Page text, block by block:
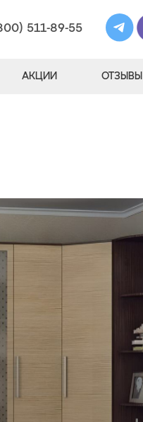
511-89-55
АКЦИИ ОТЗЫВЫ